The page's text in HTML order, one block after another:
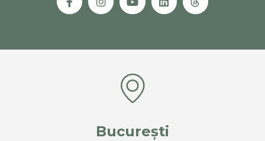
București